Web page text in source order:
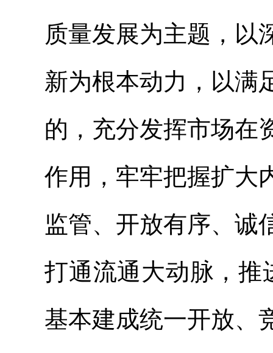
质量发展为主题，以
新为根本动力，以满
的，充分发挥市场在
作用，牢牢把握扩大
监管、开放有序、诚
打通流通大动脉，推
基本建成统一开放、